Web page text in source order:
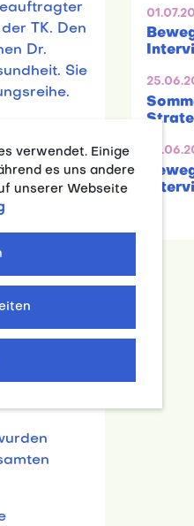
TK. Den
Dr.
Sie
im
vorherigen
der
–
zur
ihre
verwendet. Einige
es uns andere
unserer Webseite